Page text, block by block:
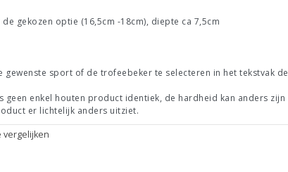
gekozen optie (16,5cm -18cm), diepte ca 7,5cm
sport of de trofeebeker te selecteren in het tekstvak de
enkel houten product identiek, de hardheid kan anders zijn
er lichtelijk anders uitziet.